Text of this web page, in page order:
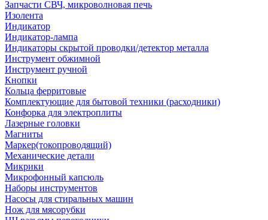
Запчасти СВЧ, микроволновая печь
Изолента
Индикатор
Индикатор-лампа
Индикаторы скрытой проводки/детектор металла
Инструмент обжимной
Инструмент ручной
Кнопки
Кольца ферритовые
Комплектующие для бытовой техники (расходники)
Конфорка для электроплиты
Лазерные головки
Магниты
Маркер(токопроводящий)
Механические детали
Микрики
Микрофонный капсюль
Наборы инструментов
Насосы для стиральных машин
Нож для мясорубки